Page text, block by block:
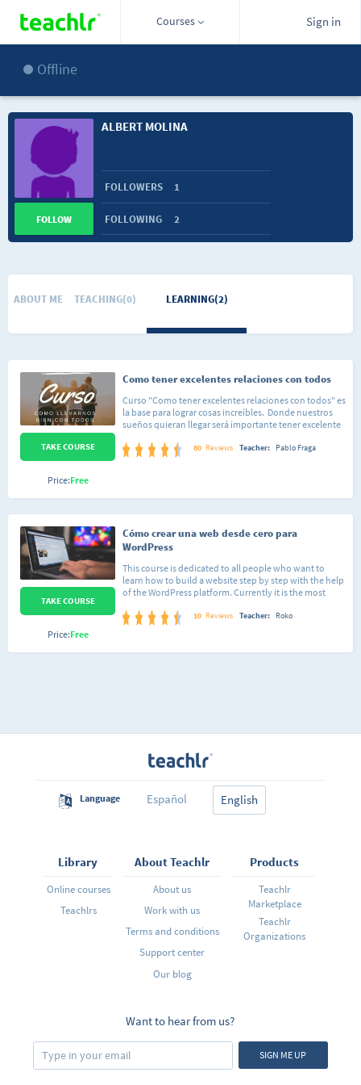
Courses Sign in
Offline
ALBERT MOLINA
FOLLOWERS 1
FOLLOWING 2
FOLLOW
ABOUT ME TEACHING(0) LEARNING(2)
Como tener excelentes relaciones con todos
Curso "Como tener excelentes relaciones con todos" es
la base para lograr cosas increíbles. Donde nuestros
sueños quieran llegar será importante tener excelente
entorno, además luego para poder compartir esa vida
increíble con esa gente que nos acompañó en el duro
simples, que si vas aplicando uno a uno verás como
80 Reviews Teacher: Pablo Fraga
TAKE COURSE
Price:Free
Cómo crear una web desde cero para
WordPress
This course is dedicated to all people who want to
learn how to build a website step by step with the help
of the WordPress platform. Currently it is the most
plugins. Also, if we create our own theme for the web,
we can upload WordPress easily and simply. You can
more resources with which to work and get
10 Reviews Teacher: Roko
TAKE COURSE
Price:Free
Language Español English
Library
Online courses
Teachlrs
About Teachlr
About us
Work with us
Terms and conditions
Support center
Our blog
Products
Teachlr
Marketplace
Teachlr
Organizations
Want to hear from us?
SIGN ME UP